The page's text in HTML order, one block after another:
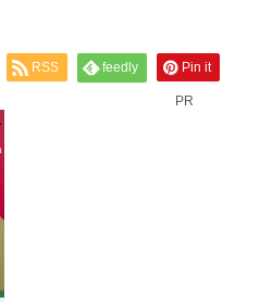
RSS feedly Pin it
PR